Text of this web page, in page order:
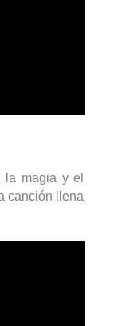
la magia y el
canción llena